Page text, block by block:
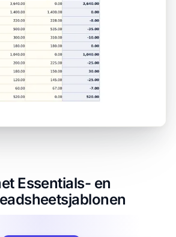
Essentials- en